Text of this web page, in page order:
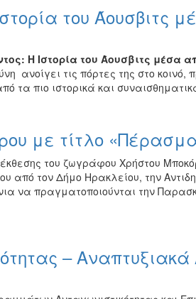
του Άουσβιτς
Η Ιστορία του Άουσβιτς μέσα
τις πόρτες της στο κοινό,
τα πιο ιστορικά και
με τίτλο
του ζωγράφου Χρήστου
από τον Δήμο Ηρακλείου, την
να πραγματοποιούνται την
–